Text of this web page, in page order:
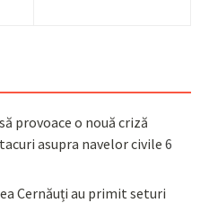
provoace o nouă criză
asupra navelor civile 6
Cernăuți au primit seturi